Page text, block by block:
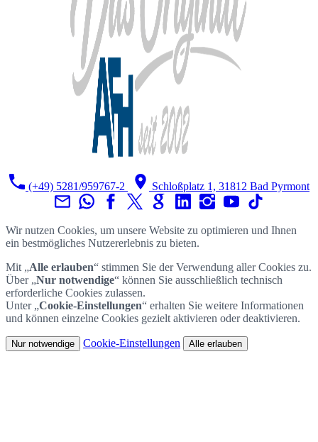
(+49) 5281/959767-2 Schloßplatz 1, 31812 Bad Pyrmont
Wir nutzen Cookies, um unsere Website zu optimieren und Ihnen
ein bestmögliches Nutzererlebnis zu bieten.
Mit „Alle erlauben“ stimmen Sie der Verwendung aller Cookies zu.
Über „Nur notwendige“ können Sie ausschließlich technisch
erforderliche Cookies zulassen.
Unter „Cookie-Einstellungen“ erhalten Sie weitere Informationen
und können einzelne Cookies gezielt aktivieren oder deaktivieren.
Nur notwendige Cookie-Einstellungen Alle erlauben